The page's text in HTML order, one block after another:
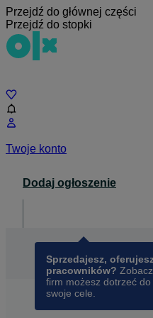
Przejdź do głównej części
Przejdź do stopki
Twoje konto
Dodaj ogłoszenie
Sprzedajesz,
pracowników?
firm możesz dotrzeć
swoje cele.